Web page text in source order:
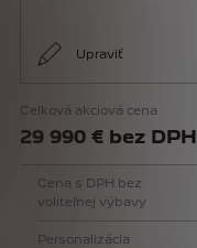
Upraviť
Celková akciová cena
29 990 € bez DPH
Cena s DPH bez
voliteľnej výbavy
Personalizácia